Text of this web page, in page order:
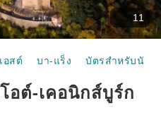
11
อสต์ บา-แร็ง บัตรสำหรับนักท่
อต์-เคอนิกส์บูร์ก